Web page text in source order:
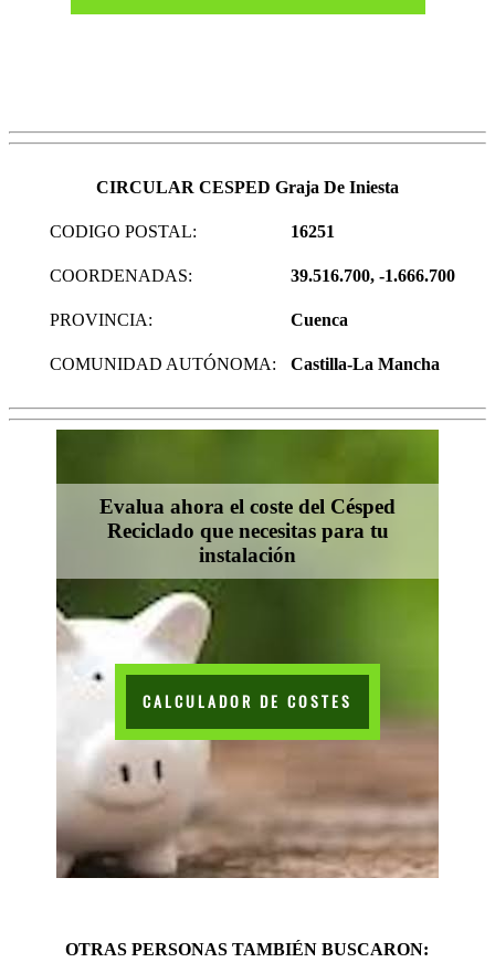
CIRCULAR CESPED Graja De Iniesta
CODIGO POSTAL: 16251
COORDENADAS: 39.516.700, -1.666.700
PROVINCIA: Cuenca
COMUNIDAD AUTÓNOMA: Castilla-La Mancha
Evalua ahora el coste del Césped
Reciclado que necesitas para tu
instalación
CALCULADOR DE COSTES
OTRAS PERSONAS TAMBIÉN BUSCARON: